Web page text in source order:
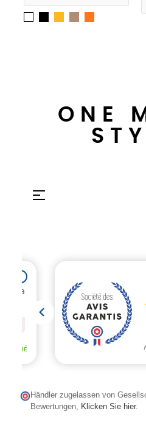
Weiß SchwarzAzurblau
ONE
Umschalten
☰
Händler zugelassen von
Bewertungen,
Klicken Sie hier.